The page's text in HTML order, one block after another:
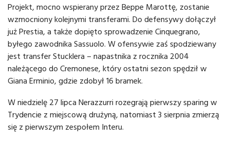
Projekt, mocno wspierany przez Beppe Marottę, zostanie
wzmocniony kolejnymi transferami. Do defensywy dołączył
już Prestia, a także dopięto sprowadzenie Cinquegrano,
byłego zawodnika Sassuolo. W ofensywie zaś spodziewany
jest transfer Stucklera – napastnika z rocznika 2004
należącego do Cremonese, który ostatni sezon spędził w
Giana Erminio, gdzie zdobył 16 bramek.
W niedzielę 27 lipca Nerazzurri rozegrają pierwszy sparing w
Trydencie z miejscową drużyną, natomiast 3 sierpnia zmierzą
się z pierwszym zespołem Interu.